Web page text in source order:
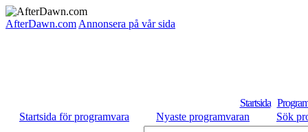
AfterDawn.com Annonsera på vår sida
Startsida
Startsida för programvara
Nyaste programvaran
Sök